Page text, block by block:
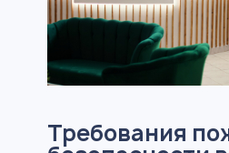
Требования